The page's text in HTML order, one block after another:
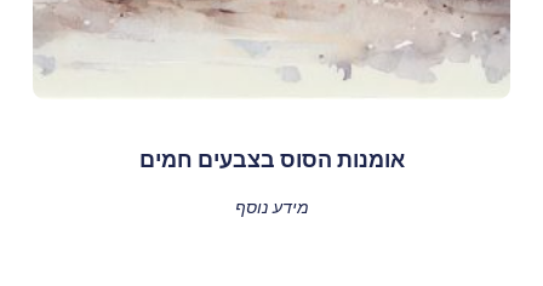
אומנות הסוס בצבעים חמים
מידע נוסף